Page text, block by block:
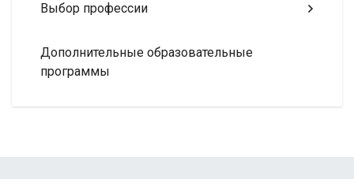
Выбор профессии
Дополнительные образовательные
программы